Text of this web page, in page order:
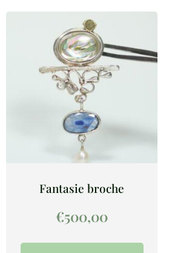
Fantasie broche
€500,00